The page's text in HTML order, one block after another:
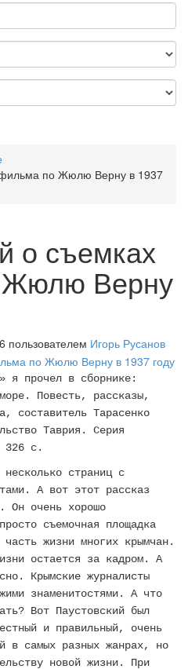
фильма по Жюлю Верну в 1937
о съемках
Верну
пользователем Игорь Русанов
я прочел в сборнике:
Повесть, рассказы,
составитель Тарасенко
Таврия. Серия
326 с.
страниц с
А вот этот рассказ
Он очень хорошо
съемочная площадка
жизни многих крымчан.
остается за кадром. А
Крымские журналисты
знаменитостями. А что
Вот Паустовский был
и правильный, очень
в самых разных жанрах, но
новой жизни. При